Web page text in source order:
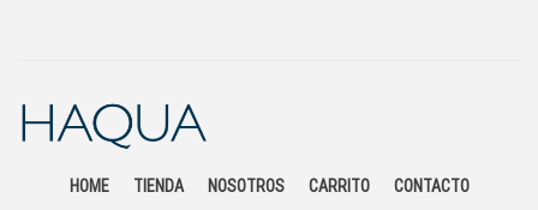
HOME TIENDA NOSOTROS CARRITO CONTACTO